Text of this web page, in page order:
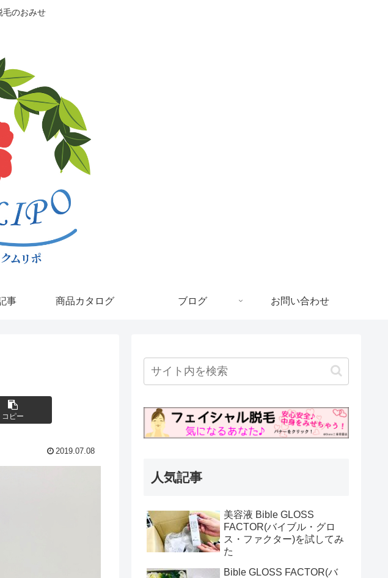
毛のおみせ
事 商品カタログ ブログ お問い合わせ
コピー
2019.07.08
人気記事
美容液 Bible GLOSS
FACTOR(バイブル・グロ
ス・ファクター)を試してみ
た
Bible GLOSS FACTOR(バ